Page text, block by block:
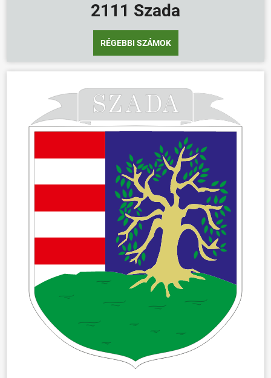
2111 Szada
RÉGEBBI SZÁMOK